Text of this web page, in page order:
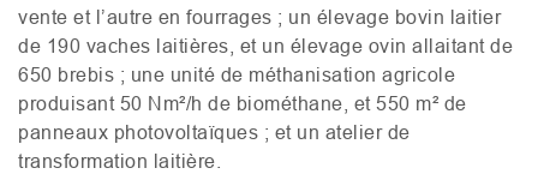
vente et l’autre en fourrages ; un élevage bovin laitier
de 190 vaches laitières, et un élevage ovin allaitant de
650 brebis ; une unité de méthanisation agricole
produisant 50 Nm²/h de biométhane, et 550 m² de
panneaux photovoltaïques ; et un atelier de
transformation laitière.